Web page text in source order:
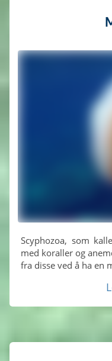
Scyphozoa, som
med koraller og
fra disse ved å ha en